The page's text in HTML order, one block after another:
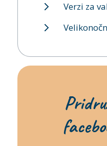
Verzi za